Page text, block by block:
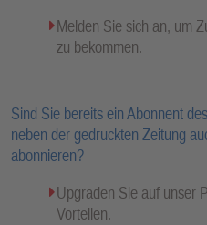
Melden Sie sich an, um
zu bekommen.
Sind Sie bereits ein Abonnent
neben der gedruckten Zeitung
abonnieren?
Upgraden Sie auf unser
Vorteilen.